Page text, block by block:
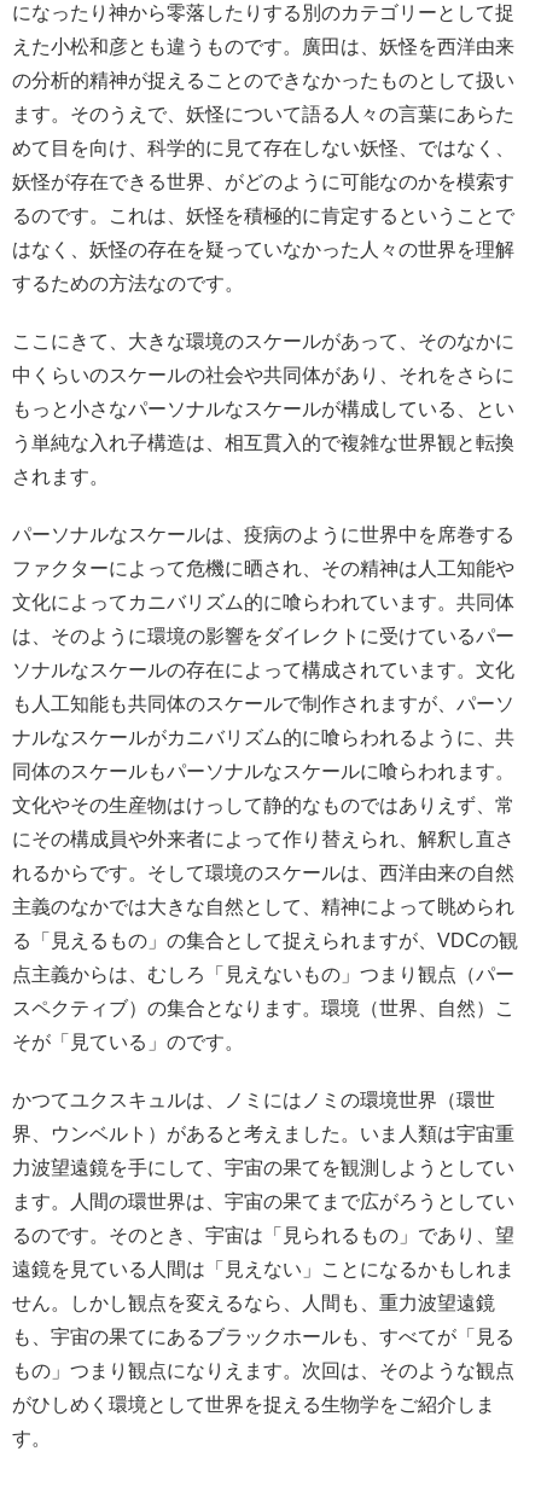
になったり神から零落したりする別のカテゴリーとして捉
えた小松和彦とも違うものです。廣田は、妖怪を西洋由来
の分析的精神が捉えることのできなかったものとして扱い
ます。そのうえで、妖怪について語る人々の言葉にあらた
めて目を向け、科学的に見て存在しない妖怪、ではなく、
妖怪が存在できる世界、がどのように可能なのかを模索す
るのです。これは、妖怪を積極的に肯定するということで
はなく、妖怪の存在を疑っていなかった人々の世界を理解
するための方法なのです。
ここにきて、大きな環境のスケールがあって、そのなかに
中くらいのスケールの社会や共同体があり、それをさらに
もっと小さなパーソナルなスケールが構成している、とい
う単純な入れ子構造は、相互貫入的で複雑な世界観と転換
されます。
パーソナルなスケールは、疫病のように世界中を席巻する
ファクターによって危機に晒され、その精神は人工知能や
文化によってカニバリズム的に喰らわれています。共同体
は、そのように環境の影響をダイレクトに受けているパー
ソナルなスケールの存在によって構成されています。文化
も人工知能も共同体のスケールで制作されますが、パーソ
ナルなスケールがカニバリズム的に喰らわれるように、共
同体のスケールもパーソナルなスケールに喰らわれます。
文化やその生産物はけっして静的なものではありえず、常
にその構成員や外来者によって作り替えられ、解釈し直さ
れるからです。そして環境のスケールは、西洋由来の自然
主義のなかでは大きな自然として、精神によって眺められ
る「見えるもの」の集合として捉えられますが、VDCの観
点主義からは、むしろ「見えないもの」つまり観点（パー
スペクティブ）の集合となります。環境（世界、自然）こ
そが「見ている」のです。
かつてユクスキュルは、ノミにはノミの環境世界（環世
界、ウンベルト）があると考えました。いま人類は宇宙重
力波望遠鏡を手にして、宇宙の果てを観測しようとしてい
ます。人間の環世界は、宇宙の果てまで広がろうとしてい
るのです。そのとき、宇宙は「見られるもの」であり、望
遠鏡を見ている人間は「見えない」ことになるかもしれま
せん。しかし観点を変えるなら、人間も、重力波望遠鏡
も、宇宙の果てにあるブラックホールも、すべてが「見る
もの」つまり観点になりえます。次回は、そのような観点
がひしめく環境として世界を捉える生物学をご紹介しま
す。